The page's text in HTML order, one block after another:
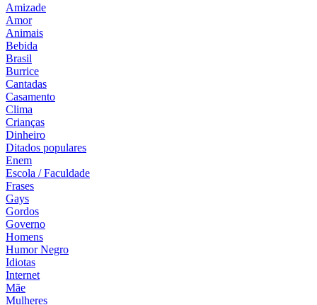
Amizade
Amor
Animais
Bebida
Brasil
Burrice
Cantadas
Casamento
Clima
Crianças
Dinheiro
Ditados populares
Enem
Escola / Faculdade
Frases
Gays
Gordos
Governo
Homens
Humor Negro
Idiotas
Internet
Mãe
Mulheres